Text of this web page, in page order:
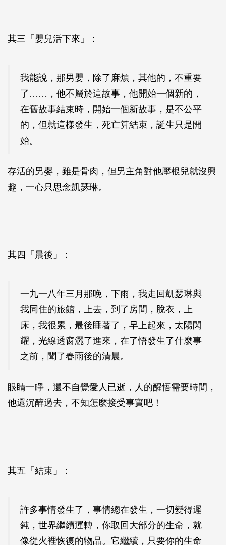
其三「嬰兒活下來」：
我能說，那男嬰，除了麻煩，其他的，不重要
了……，他不屬於這故事，他開始一個新的，
在舊故事結束時，開始一個新故事，是不公平
的，但就這樣發生，死亡算結束，誕生只是開
始。
存活的男嬰，雖是骨肉，但男主角對他壓根兒就沒興
趣，一心只思念凱瑟琳。
其四「晨後」：
一九一八年三月那晚，下雨，我走回凱瑟琳與
我同住的旅館，上去，到了房間，脫衣，上
床，我很累，最後睡著了，早上起來，太陽閃
耀，光線透窗灑了進來，在了悟發生了什麼事
之前，聞了春雨後的清晨。
眼睛一睜，還不自覺愛人已逝，人的醒悟需要時間，
他還沉醉過去，不知怎麼接受事實吧！
其五「結束」：
許多事情發生了，事情總在發生，一切變得遲
鈍，世界繼續運轉，你取回大部分的生命，就
像從火裡恢復的物品。它繼續，只要你的生命